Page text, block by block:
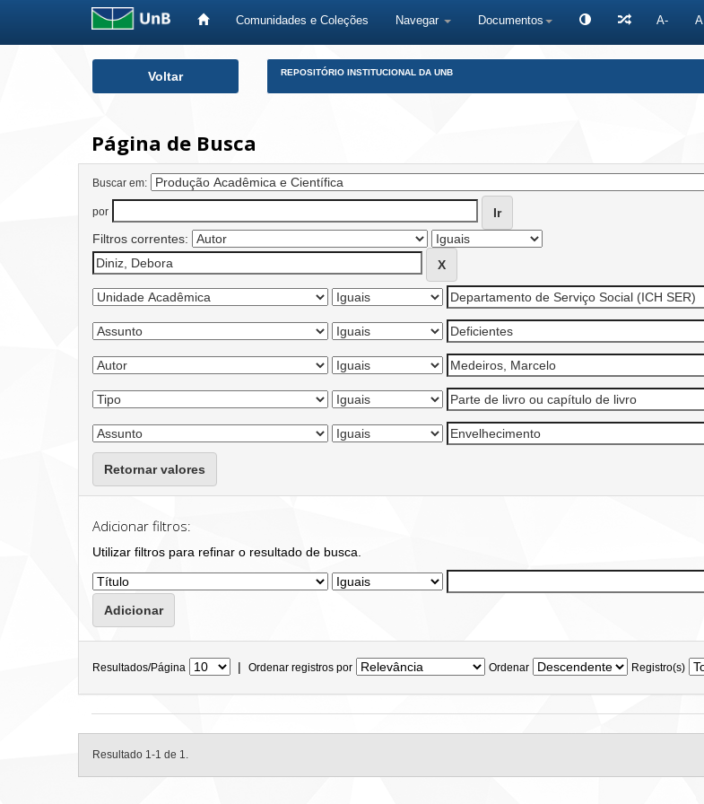
Comunidades e Coleções Navegar Documentos A- A
Voltar REPOSITÓRIO INSTITUCIONAL DA UNB
Página de Busca
Buscar em:
por
Filtros correntes:
Retornar valores
Adicionar filtros:
Utilizar filtros para refinar o resultado de busca.
Resultados/Página | Ordenar registros por Ordenar Registro(s)
Resultado 1-1 de 1.